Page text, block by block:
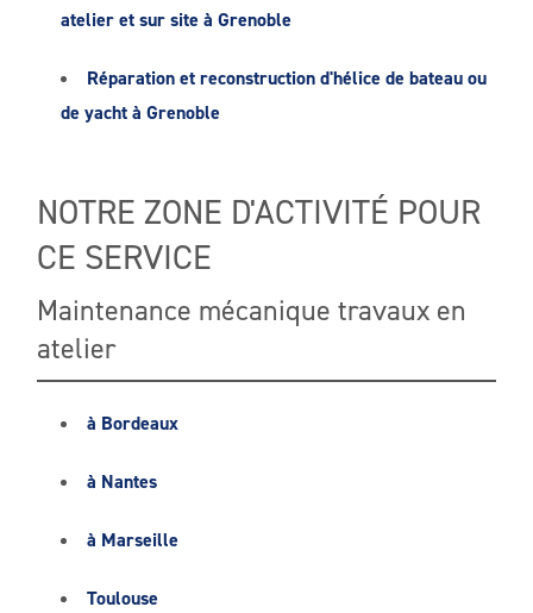
atelier et sur site à Grenoble
Réparation et reconstruction d'hélice de bateau ou
de yacht à Grenoble
NOTRE ZONE D'ACTIVITÉ POUR
CE SERVICE
Maintenance mécanique travaux en
atelier
à Bordeaux
à Nantes
à Marseille
Toulouse